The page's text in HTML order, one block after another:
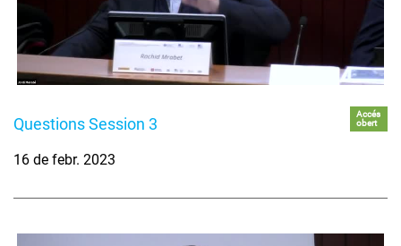
Questions Session 3
Accés
obert
16 de febr. 2023